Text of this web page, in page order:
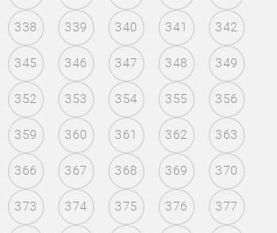
338 339 340 341 342
345 346 347 348 349
352 353 354 355 356
359 360 361 362 363
366 367 368 369 370
373 374 375 376 377